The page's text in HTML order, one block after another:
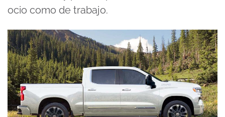
ocio como de trabajo.